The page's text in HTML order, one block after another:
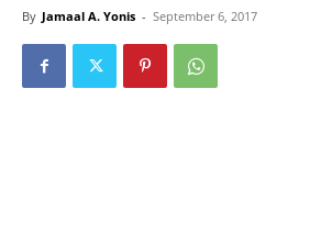
By Jamaal A. Yonis - September 6, 2017